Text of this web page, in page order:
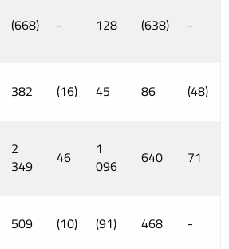
(668) - 128 (638) -
382 (16) 45 86 (48)
2
349
46
1
096
640 71
509 (10) (91) 468 -